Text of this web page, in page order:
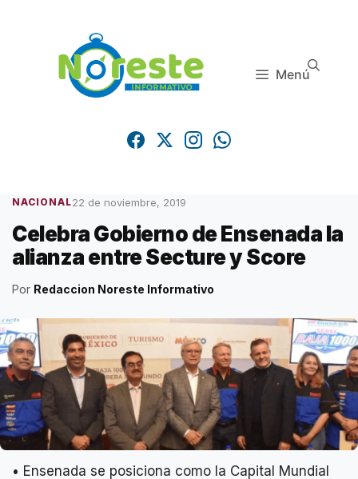
Menú
NACIONAL22 de noviembre, 2019
Celebra Gobierno de Ensenada la
alianza entre Secture y Score
Por Redaccion Noreste Informativo
• Ensenada se posiciona como la Capital Mundial